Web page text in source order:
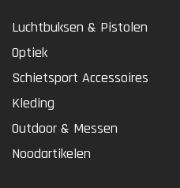
Luchtbuksen & Pistolen
Optiek
Schietsport Accessoires
Kleding
Outdoor & Messen
Noodartikelen